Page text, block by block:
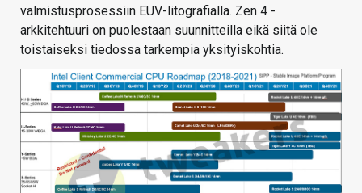
valmistusprosessiin EUV-litografialla. Zen 4 -
arkkitehtuuri on puolestaan suunnitteilla eikä siitä ole
toistaiseksi tiedossa tarkempia yksityiskohtia.